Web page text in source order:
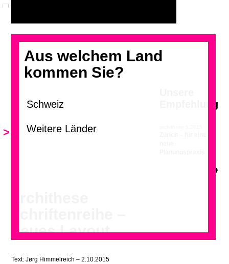
Aus welchem Land
kommen Sie?
>
neues Layout
Text: Jørg Himmelreich – 2.10.2015
Empfehlung